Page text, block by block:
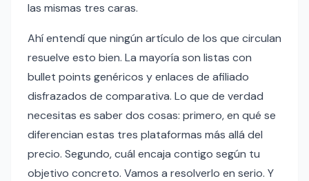
las mismas tres caras.
Ahí entendí que ningún artículo de los que circulan
resuelve esto bien. La mayoría son listas con
bullet points genéricos y enlaces de afiliado
disfrazados de comparativa. Lo que de verdad
necesitas es saber dos cosas: primero, en qué se
diferencian estas tres plataformas más allá del
precio. Segundo, cuál encaja contigo según tu
objetivo concreto. Vamos a resolverlo en serio. Y